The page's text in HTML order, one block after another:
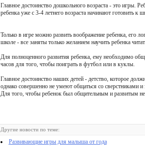
Главное достоинство дошкольного возраста - это игры.
ребенка уже с 3-4 летнего возраста начинают готовить
Только в игре можно развить воображение ребенка, его
школе - все заняты только желанием научить ребенка
Для полноценного развития ребенка, ему необходимо
часов для того, чтобы поиграть в футбол или в куклы.
Главное достоинство наших детей - детство, которое
однако совершенно не умеют общаться со сверстниками и
Для того, чтобы ребенок был общительным и развитым
Другие новости по теме:
Развивающие игры для малыша от года